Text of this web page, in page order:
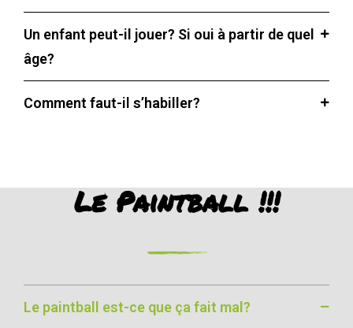
Un enfant peut-il jouer? Si oui à partir de quel
âge?
Comment faut-il s’habiller?
Le Paintball !!!
Le paintball est-ce que ça fait mal?